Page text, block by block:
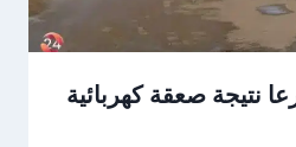
نتيجة صعقة كهربائية